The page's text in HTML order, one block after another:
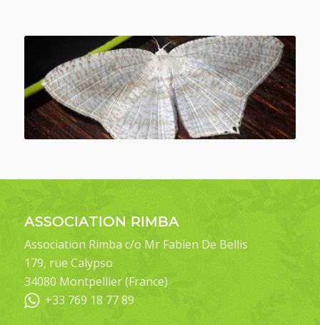
ASSOCIATION RIMBA
Association Rimba c/o Mr Fabien De Bellis
179, rue Calypso
34080 Montpellier (France)
+33 769 18 77 89